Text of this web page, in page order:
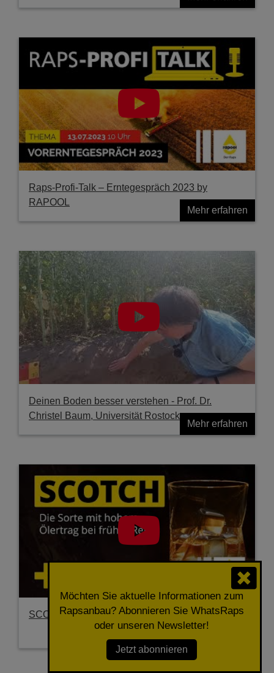
Raps-Profi-Talk – Erntegespräch 2023 by
RAPOOL
Mehr erfahren
Deinen Boden besser verstehen - Prof. Dr.
Christel Baum, Universität Rostock
Mehr erfahren
SCOTCH - Abgerundet im Profil
Mehr erfahren
Möchten Sie aktuelle Informationen zum
Rapsanbau? Abonnieren Sie WhatsRaps
oder unseren Newsletter!
Jetzt abonnieren